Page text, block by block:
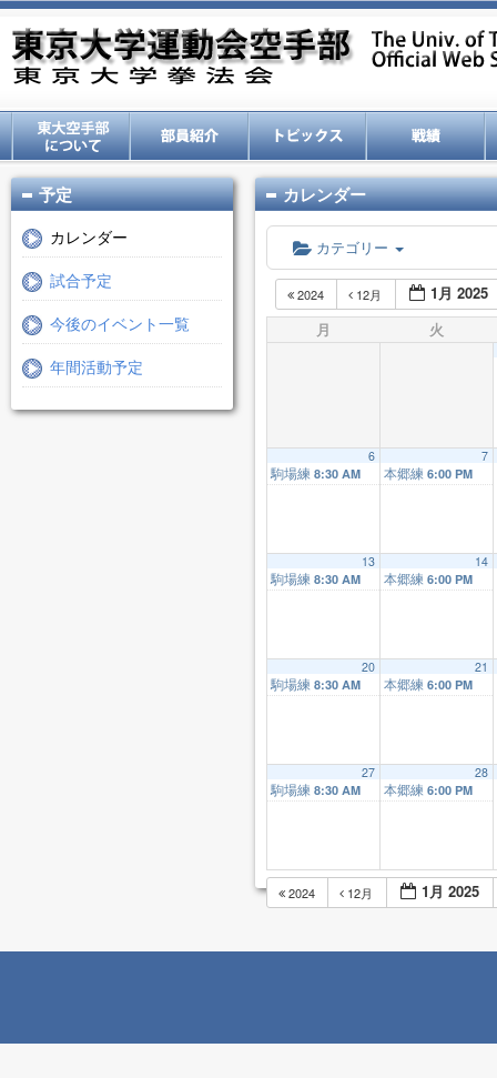
予定
カレンダー
試合予定
今後のイベント一覧
年間活動予定
カレンダー
カテゴリー
2024 12月
1月 2025
月
火
6
駒場練 8:30 AM
7
本郷練 6:00 PM
13
駒場練 8:30 AM
14
本郷練 6:00 PM
20
駒場練 8:30 AM
21
本郷練 6:00 PM
27
駒場練 8:30 AM
28
本郷練 6:00 PM
2024 12月 1月 2025